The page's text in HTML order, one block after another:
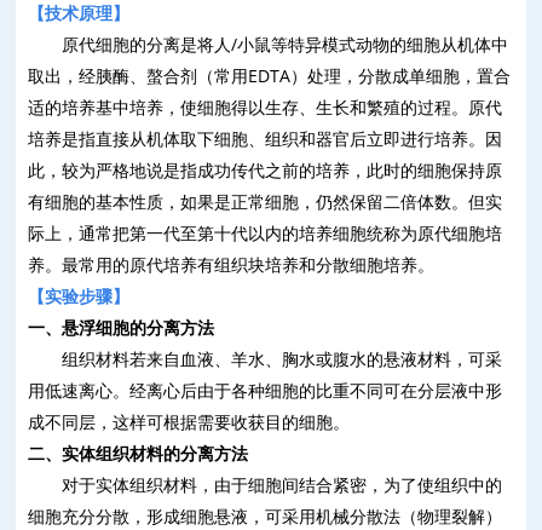
【技术原理】
原代细胞的分离是将人/小鼠等特异模式动物的细胞从机体中
取出，经胰酶、螯合剂（常用EDTA）处理，分散成单细胞，置合
适的培养基中培养，使细胞得以生存、生长和繁殖的过程。原代
培养是指直接从机体取下细胞、组织和器官后立即进行培养。因
此，较为严格地说是指成功传代之前的培养，此时的细胞保持原
有细胞的基本性质，如果是正常细胞，仍然保留二倍体数。但实
际上，通常把第一代至第十代以内的培养细胞统称为原代细胞培
养。最常用的原代培养有组织块培养和分散细胞培养。
【实验步骤】
一、悬浮细胞的分离方法
组织材料若来自血液、羊水、胸水或腹水的悬液材料，可采
用低速离心。经离心后由于各种细胞的比重不同可在分层液中形
成不同层，这样可根据需要收获目的细胞。
二、实体组织材料的分离方法
对于实体组织材料，由于细胞间结合紧密，为了使组织中的
细胞充分分散，形成细胞悬液，可采用机械分散法（物理裂解）